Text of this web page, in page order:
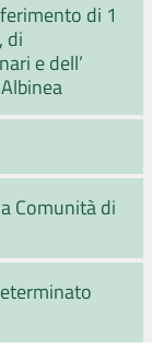
di 1
di
e dell’
Comunità di